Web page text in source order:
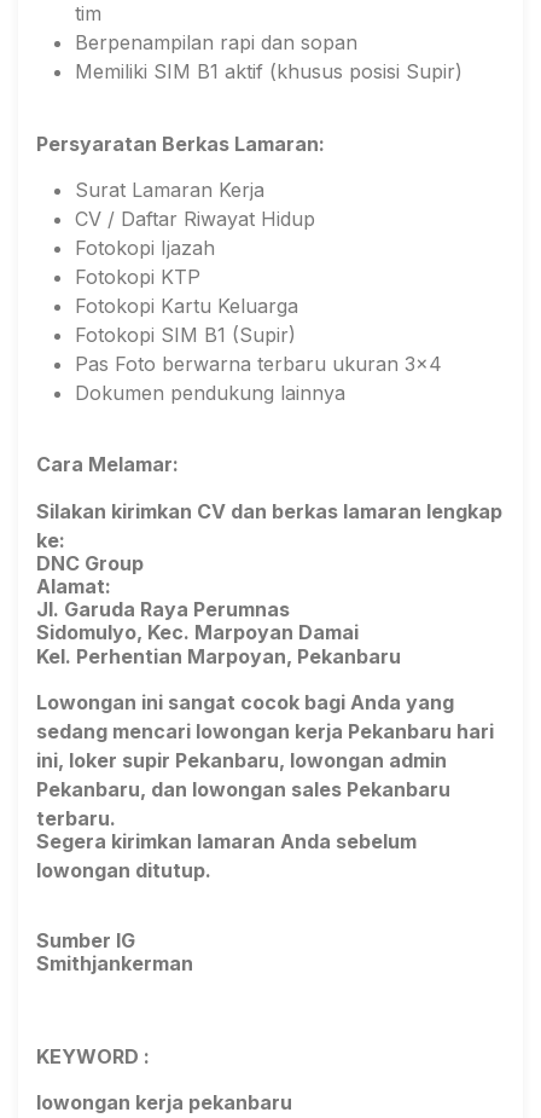
tim
Berpenampilan rapi dan sopan
Memiliki SIM B1 aktif (khusus posisi Supir)
Persyaratan Berkas Lamaran:
Surat Lamaran Kerja
CV / Daftar Riwayat Hidup
Fotokopi Ijazah
Fotokopi KTP
Fotokopi Kartu Keluarga
Fotokopi SIM B1 (Supir)
Pas Foto berwarna terbaru ukuran 3x4
Dokumen pendukung lainnya
Cara Melamar:
Silakan kirimkan CV dan berkas lamaran lengkap
ke:
DNC Group
Alamat:
Jl. Garuda Raya Perumnas
Sidomulyo, Kec. Marpoyan Damai
Kel. Perhentian Marpoyan, Pekanbaru
Lowongan ini sangat cocok bagi Anda yang
sedang mencari lowongan kerja Pekanbaru hari
ini, loker supir Pekanbaru, lowongan admin
Pekanbaru, dan lowongan sales Pekanbaru
terbaru.
Segera kirimkan lamaran Anda sebelum
lowongan ditutup.
Sumber IG
Smithjankerman
KEYWORD :
lowongan kerja pekanbaru